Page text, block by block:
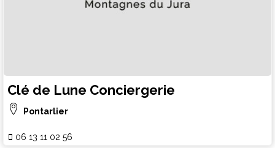
Clé de Lune Conciergerie
Pontarlier
06 13 11 02 56